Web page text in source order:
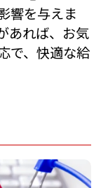
響を与えま
あれば、お気
で、快適な給